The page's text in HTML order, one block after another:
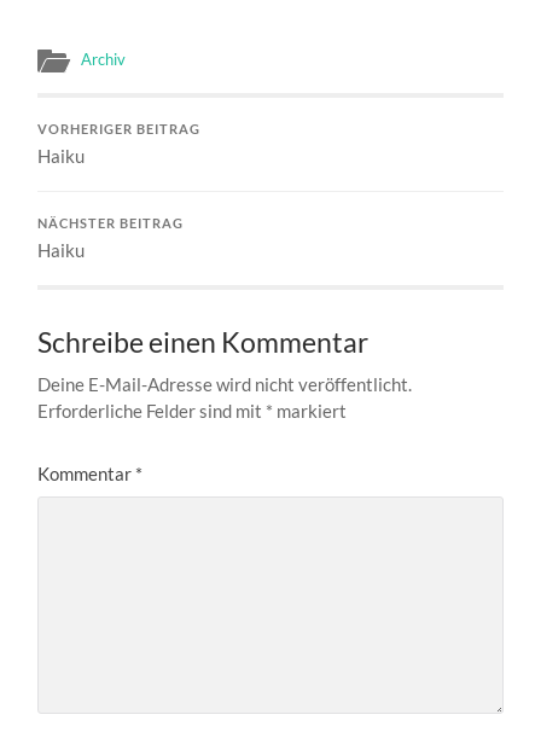
Archiv
VORHERIGER BEITRAG
Haiku
NÄCHSTER BEITRAG
Haiku
Schreibe einen Kommentar
Deine E-Mail-Adresse wird nicht veröffentlicht.
Erforderliche Felder sind mit * markiert
Kommentar *